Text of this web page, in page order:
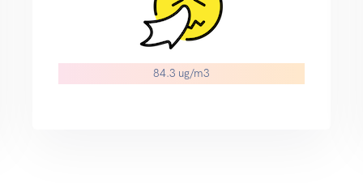
84.3 ug/m3